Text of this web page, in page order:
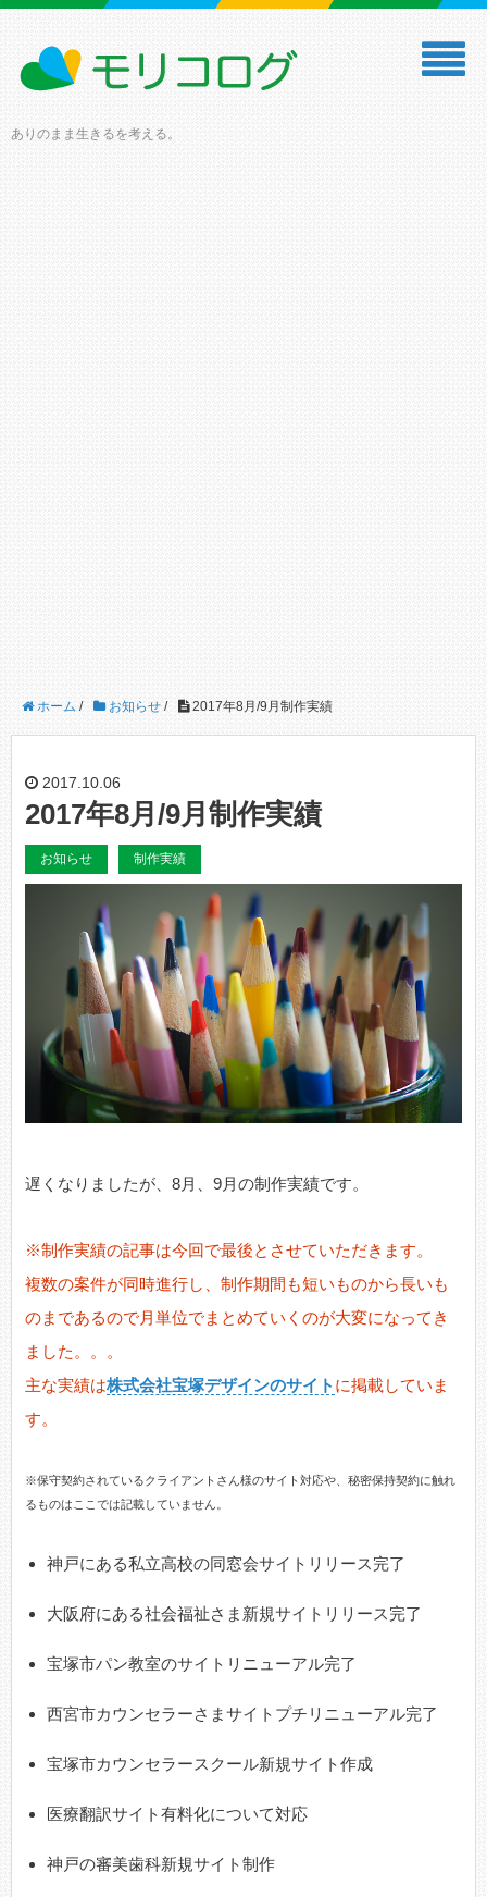
ありのまま生きるを考える。
ホーム / お知らせ / 2017年8月/9月制作実績
2017.10.06
2017年8月/9月制作実績
お知らせ 制作実績
遅くなりましたが、8月、9月の制作実績です。
※制作実績の記事は今回で最後とさせていただきます。
複数の案件が同時進行し、制作期間も短いものから長いも
のまであるので月単位でまとめていくのが大変になってき
ました。。。
主な実績は株式会社宝塚デザインのサイト に掲載していま
す。
※保守契約されているクライアントさん様のサイト対応や、秘密保持契約に触れ
るものはここでは記載していません。
神戸にある私立高校の同窓会サイトリリース完了
大阪府にある社会福祉さま新規サイトリリース完了
宝塚市パン教室のサイトリニューアル完了
西宮市カウンセラーさまサイトプチリニューアル完了
宝塚市カウンセラースクール新規サイト作成
医療翻訳サイト有料化について対応
神戸の審美歯科新規サイト制作